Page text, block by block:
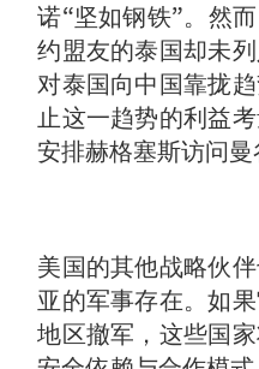
诺“坚如钢铁”。然
约盟友的泰国却未
对泰国向中国靠拢
止这一趋势的利益
安排赫格塞斯访问曼
美国的其他战略伙
亚的军事存在。如
地区撤军，这些国